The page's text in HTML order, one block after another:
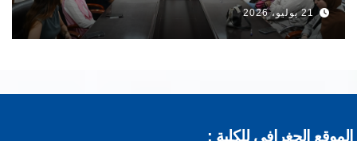
21 يوليو، 2026
الجغرافي للكلية :